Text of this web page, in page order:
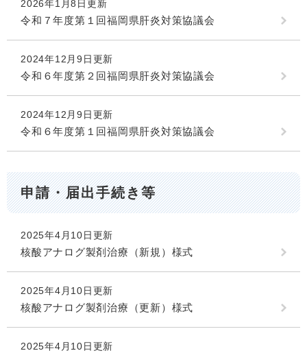
2026年1月8日更新
令和７年度第１回福岡県肝炎対策協議会
2024年12月9日更新
令和６年度第２回福岡県肝炎対策協議会
2024年12月9日更新
令和６年度第１回福岡県肝炎対策協議会
申請・届出手続き等
2025年4月10日更新
核酸アナログ製剤治療（新規）様式
2025年4月10日更新
核酸アナログ製剤治療（更新）様式
2025年4月10日更新